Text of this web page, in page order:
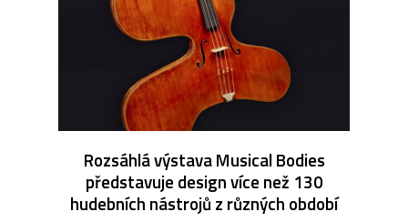
Rozsáhlá výstava Musical Bodies
představuje design více než 130
hudebních nástrojů z různých období